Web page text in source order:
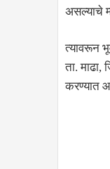
असल्याचे
त्यावरून
ता.
करण्यात